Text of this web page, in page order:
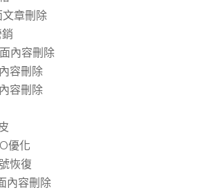
文章刪除
內容刪除
容刪除
容刪除
優化
恢復
內容刪除